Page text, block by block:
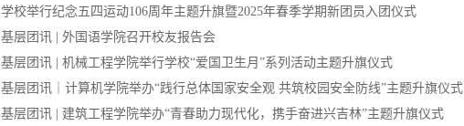
学校举行纪念五四运动106周年主题升旗暨2025年春季学期新团员入团仪式
基层团讯 | 外国语学院召开校友报告会
基层团讯 | 机械工程学院举行学校“爱国卫生月”系列活动主题升旗仪式
基层团讯｜计算机学院举办“践行总体国家安全观 共筑校园安全防线”主题升旗仪式
基层团讯 | 建筑工程学院举办“青春助力现代化，携手奋进兴吉林”主题升旗仪式